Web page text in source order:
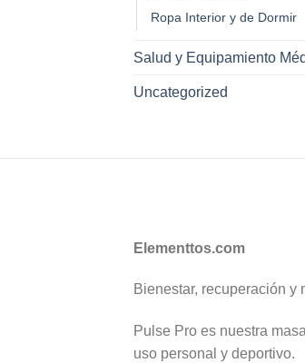
Ropa Interior y de Dormir
Salud y Equipamiento
Uncategorized
Elementtos.com
Bienestar, recuperación y
Pulse Pro es nuestra
uso personal y deportivo.